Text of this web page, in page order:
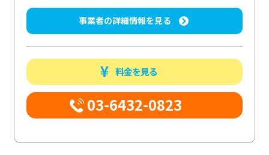
事業者の詳細情報を見る
料金を見る
03-6432-0823